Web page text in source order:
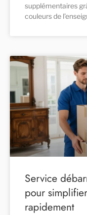
supplémentaires
couleurs de
Service
pour
rapidement